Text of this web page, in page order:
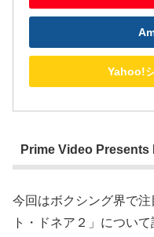
Yahoo!
Prime Video
今回はボクシング界で
ト・ドネア２」につい